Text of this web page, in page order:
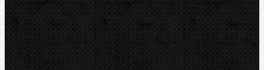
Čističky kanalizace
Odvápňovací systémy